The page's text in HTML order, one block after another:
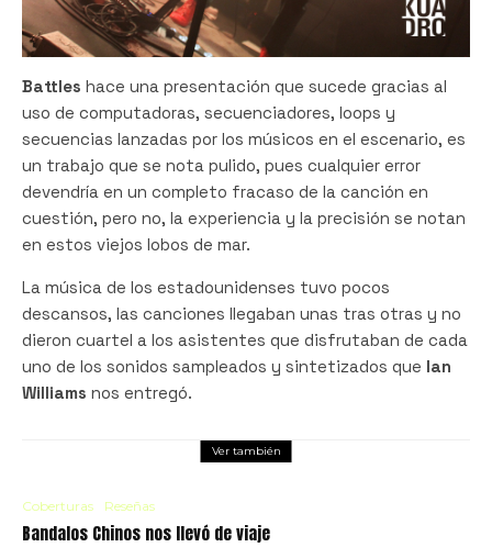
Battles hace una presentación que sucede gracias al
uso de computadoras, secuenciadores, loops y
secuencias lanzadas por los músicos en el escenario, es
un trabajo que se nota pulido, pues cualquier error
devendría en un completo fracaso de la canción en
cuestión, pero no, la experiencia y la precisión se notan
en estos viejos lobos de mar.
La música de los estadounidenses tuvo pocos
descansos, las canciones llegaban unas tras otras y no
dieron cuartel a los asistentes que disfrutaban de cada
uno de los sonidos sampleados y sintetizados que Ian
Williams nos entregó.
Ver también
Coberturas Reseñas
Bandalos Chinos nos llevó de viaje